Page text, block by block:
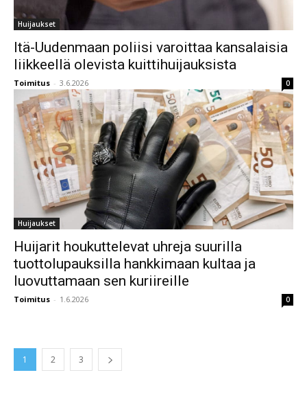
Huijaukset
Itä-Uudenmaan poliisi varoittaa kansalaisia
liikkeellä olevista kuittihuijauksista
Toimitus - 3.6.2026 0
Huijaukset
Huijarit houkuttelevat uhreja suurilla
tuottolupauksilla hankkimaan kultaa ja
luovuttamaan sen kuriireille
Toimitus - 1.6.2026 0
1 2 3